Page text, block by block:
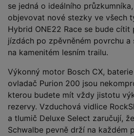
se jedná o ideálního
objevovat nové stezky ve všech
Hybrid ONE22 Race se bude
jízdách po zpěvněném povrchu
na kamenitém lesním trailu.
Výkonný motor Bosch CX,
ovladač Purion 200 jsou
kterou budete mít vždy jistotu
rezervy. Vzduchová vidlice
a tlumič Deluxe Select zaručují,
Schwalbe pevně drží na každém